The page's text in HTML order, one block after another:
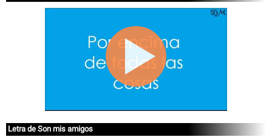
Letra de Son mis amigos